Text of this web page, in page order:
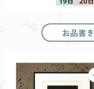
お品書き